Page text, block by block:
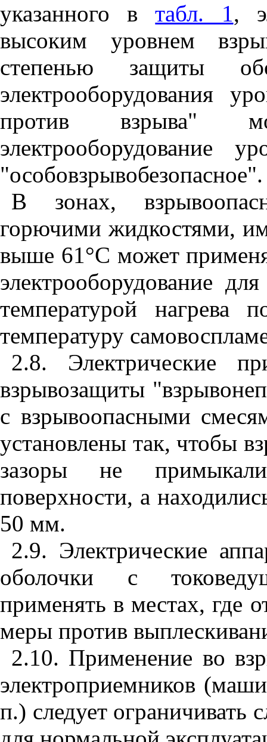
указанного втабл. 1,
высоким уровнем
степенью защиты
электрооборудования
против взрыва"
электрооборудование
"особовзрывобезопасное".
В зонах,
горючими жидкостями,
выше 61°С может
электрооборудование
температурой нагрева
температуру
2.8. Электрические
взрывозащиты
с взрывоопасными
установлены так, чтобы
зазоры не
поверхности, а
50 мм.
2.9. Электрические
оболочки с
применять в местах, где
меры против
2.10. Применение во
электроприемников
п.) следует ограничивать